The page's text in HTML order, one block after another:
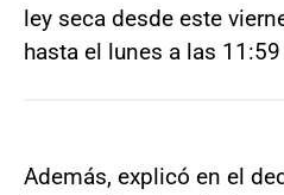
ley seca desde este
hasta el lunes a las
Además, explicó en el